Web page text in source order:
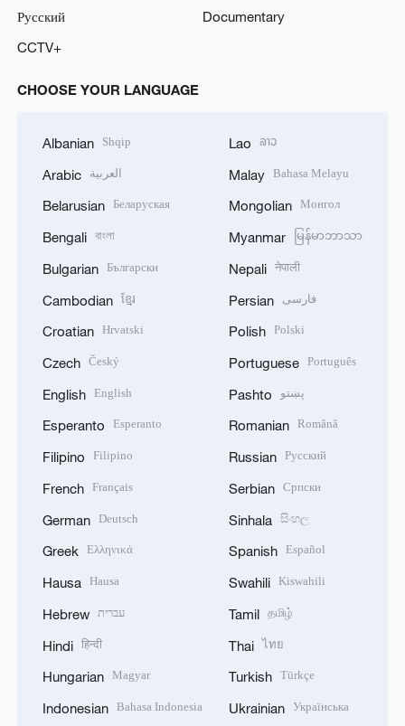
Русский
Documentary
CCTV+
CHOOSE YOUR LANGUAGE
Albanian Shqip
Arabic العربية
Belarusian Беларуская
Bengali বাংলা
Bulgarian Български
Cambodian ខ្មែរ
Croatian Hrvatski
Czech Český
English English
Esperanto Esperanto
Filipino Filipino
French Français
German Deutsch
Greek Ελληνικά
Hausa Hausa
Hebrew עברית
Hindi हिन्दी
Hungarian Magyar
Indonesian Bahasa Indonesia
Lao ລາວ
Malay Bahasa Melayu
Mongolian Монгол
Myanmar မြန်မာဘာသာ
Nepali नेपाली
Persian فارسی
Polish Polski
Portuguese Português
Pashto پښتو
Romanian Română
Russian Русский
Serbian Српски
Sinhala සිංහල
Spanish Español
Swahili Kiswahili
Tamil தமிழ்
Thai ไทย
Turkish Türkçe
Ukrainian Українська